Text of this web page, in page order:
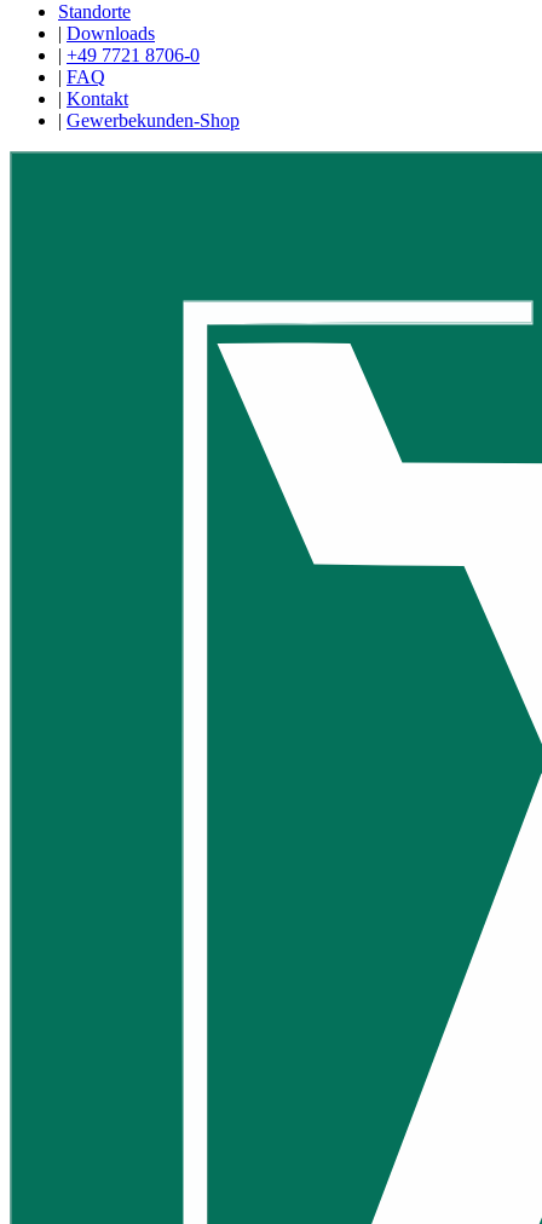
Standorte
| Downloads
| +49 7721 8706-0
| FAQ
| Kontakt
| Gewerbekunden-Shop